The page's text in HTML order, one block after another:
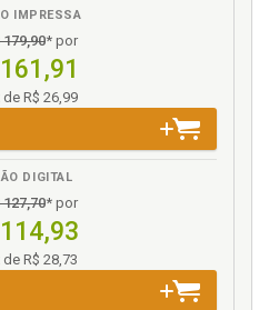
IMPRESSA
179,90* por
de R$ 26,99
DIGITAL
127,70* por
de R$ 28,73